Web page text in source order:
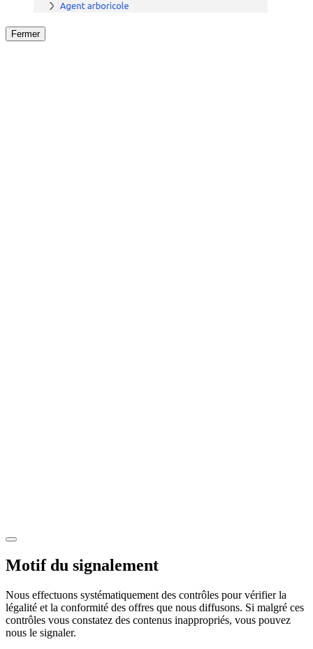
Fermer
Motif du signalement
Nous effectuons systématiquement des contrôles pour vérifier la
légalité et la conformité des offres que nous diffusons. Si malgré ces
contrôles vous constatez des contenus inappropriés, vous pouvez
nous le signaler.